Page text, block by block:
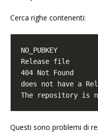
Cerca righe contenenti:
Questi sono problemi di